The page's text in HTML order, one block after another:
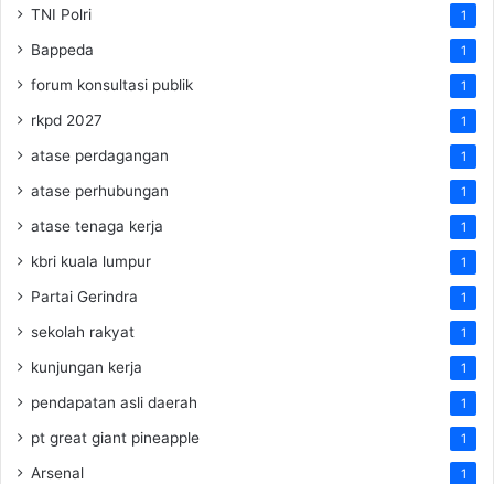
TNI Polri 1
Bappeda 1
forum konsultasi publik 1
rkpd 2027 1
atase perdagangan 1
atase perhubungan 1
atase tenaga kerja 1
kbri kuala lumpur 1
Partai Gerindra 1
sekolah rakyat 1
kunjungan kerja 1
pendapatan asli daerah 1
pt great giant pineapple 1
Arsenal 1